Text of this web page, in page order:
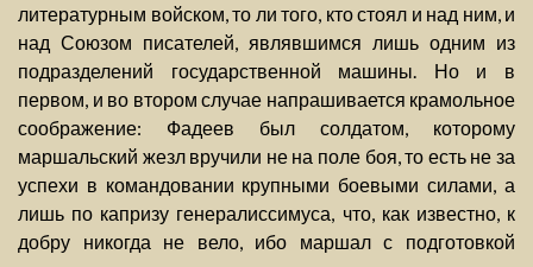
литературным войском, то ли того, кто стоял и над ним, и
над Союзом писателей, являвшимся лишь одним из
подразделений государственной машины. Но и в
первом, и во втором случае напрашивается крамольное
соображение: Фадеев был солдатом, которому
маршальский жезл вручили не на поле боя, то есть не за
успехи в командовании крупными боевыми силами, а
лишь по капризу генералиссимуса, что, как известно, к
добру никогда не вело, ибо маршал с подготовкой